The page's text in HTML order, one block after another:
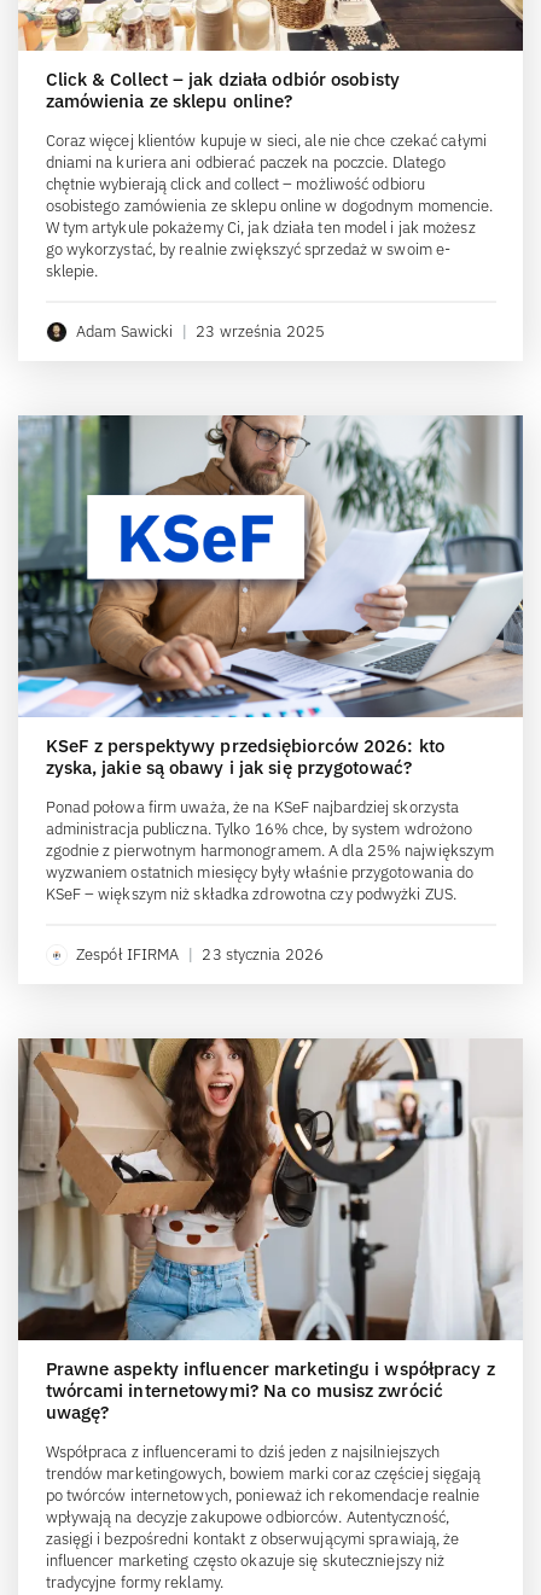
Click & Collect – jak działa odbiór osobisty
zamówienia ze sklepu online?
Coraz więcej klientów kupuje w sieci, ale nie chce czekać całymi
dniami na kuriera ani odbierać paczek na poczcie. Dlatego
chętnie wybierają click and collect – możliwość odbioru
osobistego zamówienia ze sklepu online w dogodnym momencie.
W tym artykule pokażemy Ci, jak działa ten model i jak możesz
go wykorzystać, by realnie zwiększyć sprzedaż w swoim e-
sklepie.
Adam Sawicki | 23 września 2025
KSeF z perspektywy przedsiębiorców 2026: kto
zyska, jakie są obawy i jak się przygotować?
Ponad połowa firm uważa, że na KSeF najbardziej skorzysta
administracja publiczna. Tylko 16% chce, by system wdrożono
zgodnie z pierwotnym harmonogramem. A dla 25% największym
wyzwaniem ostatnich miesięcy były właśnie przygotowania do
KSeF – większym niż składka zdrowotna czy podwyżki ZUS.
Zespół IFIRMA | 23 stycznia 2026
Prawne aspekty influencer marketingu i współpracy z
twórcami internetowymi? Na co musisz zwrócić
uwagę?
Współpraca z influencerami to dziś jeden z najsilniejszych
trendów marketingowych, bowiem marki coraz częściej sięgają
po twórców internetowych, ponieważ ich rekomendacje realnie
wpływają na decyzje zakupowe odbiorców. Autentyczność,
zasięgi i bezpośredni kontakt z obserwującymi sprawiają, że
influencer marketing często okazuje się skuteczniejszy niż
tradycyjne formy reklamy.